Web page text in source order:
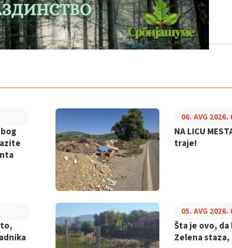
NA LICU
traje!
06. AVG 2026.
Šta je ovo,
Zelena staza,
05. AVG 2026.